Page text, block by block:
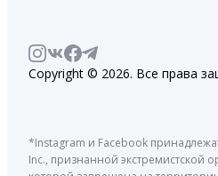
Copyright © 2026. Все права
*Instagram и Facebook
Inc., признанной экстремистской